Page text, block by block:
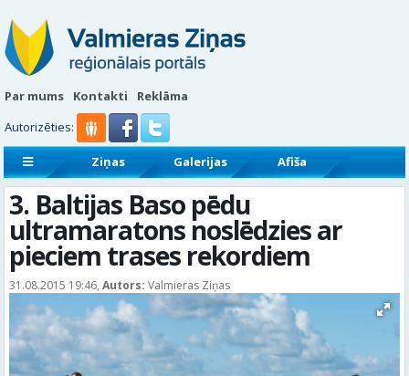
Par mums Kontakti
Reklāma
Autorizēties:
Ziņas Galerijas
Afiša
Sludinājumi
Reklāmraksti
3. Baltijas Baso pēdu
ultramaratons noslēdzies ar
pieciem trases rekordiem
31.08.2015 19:46, Autors: Valmieras Ziņas